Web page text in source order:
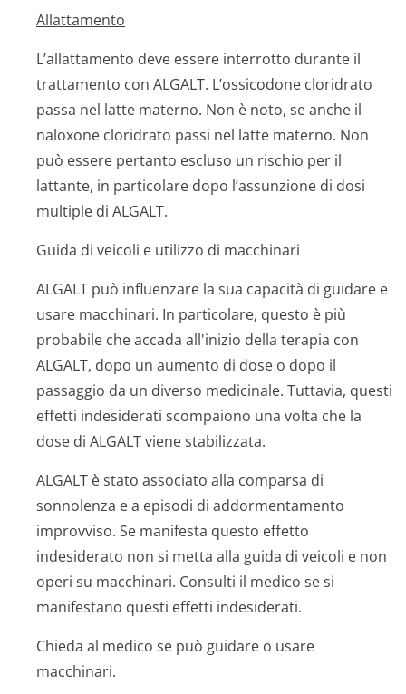
Allattamento
L’allattamento deve essere interrotto durante il
trattamento con ALGALT. L’ossicodone cloridrato
passa nel latte materno. Non è noto, se anche il
naloxone cloridrato passi nel latte materno. Non
può essere pertanto escluso un rischio per il
lattante, in particolare dopo l’assunzione di dosi
multiple di ALGALT.
Guida di veicoli e utilizzo di macchinari
ALGALT può influenzare la sua capacità di guidare e
usare macchinari. In particolare, questo è più
probabile che accada all'inizio della terapia con
ALGALT, dopo un aumento di dose o dopo il
passaggio da un diverso medicinale. Tuttavia, questi
effetti indesiderati scompaiono una volta che la
dose di ALGALT viene stabilizzata.
ALGALT è stato associato alla comparsa di
sonnolenza e a episodi di addormentamento
improvviso. Se manifesta questo effetto
indesiderato non si metta alla guida di veicoli e non
operi su macchinari. Consulti il medico se si
manifestano questi effetti indesiderati.
Chieda al medico se può guidare o usare
macchinari.